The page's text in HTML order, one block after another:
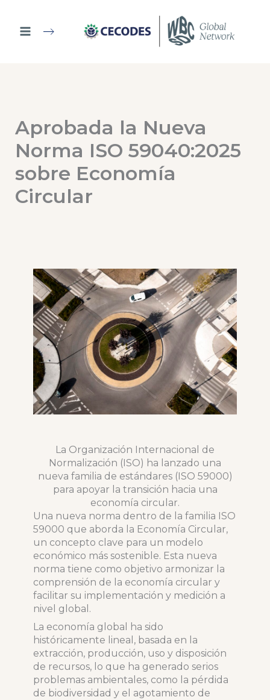
contenido
Aprobada la Nueva
Norma ISO 59040:2025
sobre Economía
Circular
La Organización Internacional de
Normalización (ISO) ha lanzado una
nueva familia de estándares (ISO 59000)
para apoyar la transición hacia una
economía circular.
Una nueva norma dentro de la familia ISO
59000 que aborda la Economía Circular,
un concepto clave para un modelo
económico más sostenible. Esta nueva
norma tiene como objetivo armonizar la
comprensión de la economía circular y
facilitar su implementación y medición a
nivel global.
La economía global ha sido
históricamente lineal, basada en la
extracción, producción, uso y disposición
de recursos, lo que ha generado serios
problemas ambientales, como la pérdida
de biodiversidad y el agotamiento de